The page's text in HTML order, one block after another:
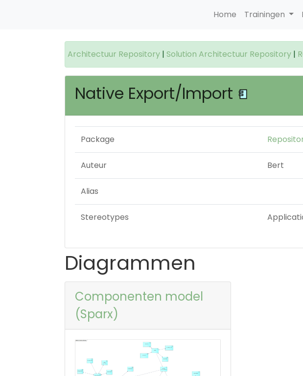
Home Trainingen
Architectuur Repository | Solution Architectuur Repository |
Native Export/Import
Package
Auteur Bert
Alias
Stereotypes
Diagrammen
Componenten model
(Sparx)